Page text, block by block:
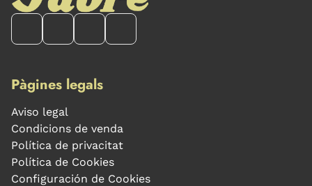
Pàgines legals
Aviso legal
Condicions de venda
Política de privacitat
Política de Cookies
Configuración de Cookies